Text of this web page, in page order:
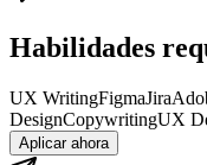
Habilidades
UX WritingFigmaJira
DesignCopywritingUX
Aplicar ahora